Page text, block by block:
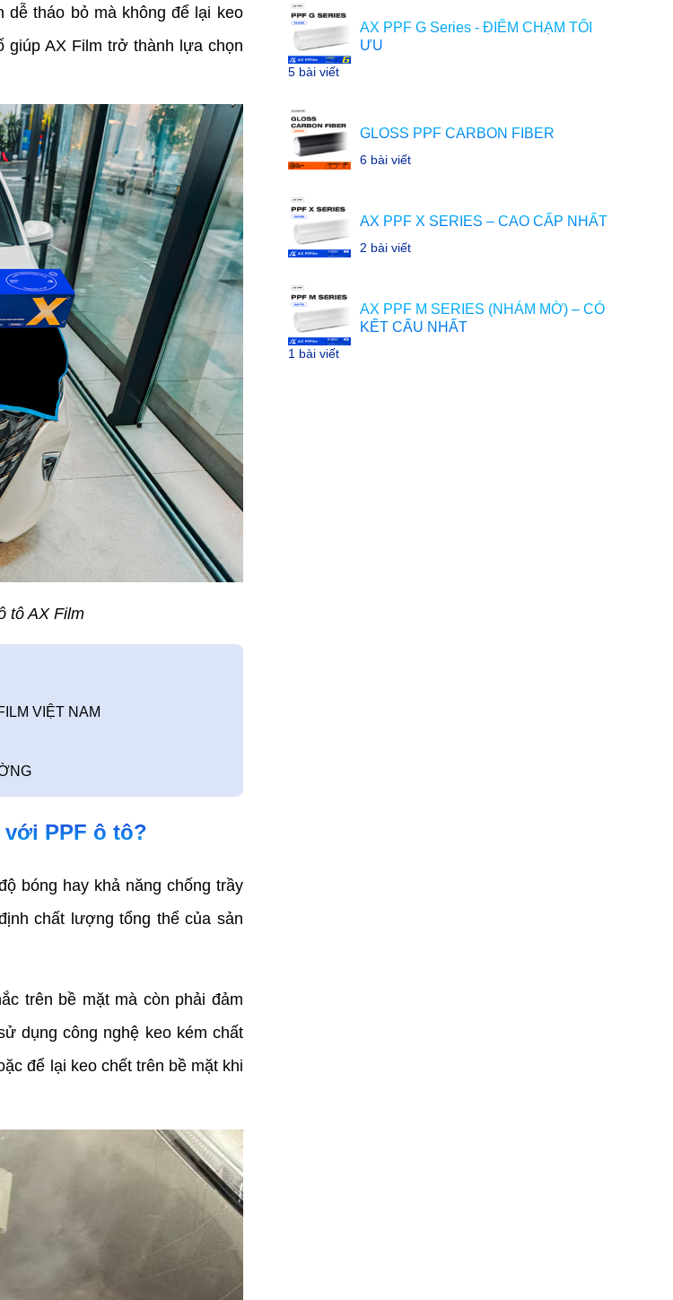
dễ tháo bỏ mà không để lại keo
AX Film trở thành lựa chọn
tô AX Film
VIỆT NAM
với PPF ô tô?
bóng hay khả năng chống trầy
chất lượng tổng thể của sản
trên bề mặt mà còn phải đảm
dụng công nghệ keo kém chất
để lại keo chết trên bề mặt khi
AX PPF G Series - ĐIỂM CHẠM TỐI
ƯU
5 bài viết
GLOSS PPF CARBON FIBER
6 bài viết
AX PPF X SERIES – CAO CẤP NHẤT
2 bài viết
AX PPF M SERIES (NHÁM MỜ) – CÓ
KẾT CẤU NHẤT
1 bài viết